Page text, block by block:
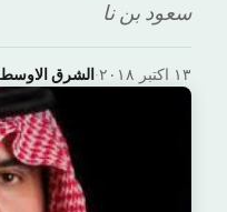
سعود بن نا
الشرق الاوسط· ۱۳ اکتبر ۲۰۱۸